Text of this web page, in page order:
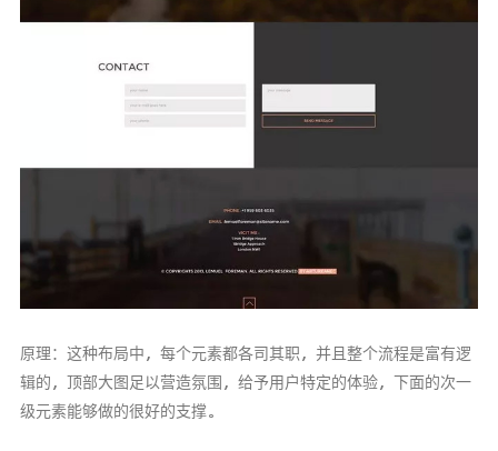
原理：这种布局中，每个元素都各司其职，并且整个流程是富有逻
辑的，顶部大图足以营造氛围，给予用户特定的体验，下面的次一
级元素能够做的很好的支撑。